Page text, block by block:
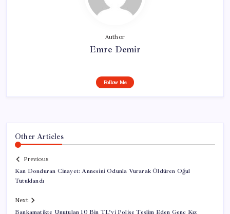
Author
Emre Demir
Follow Me
Other Articles
Previous
Kan Donduran Cinayet: Annesini Odunla Vurarak Öldüren Oğul
Tutuklandı
Next
Bankamatikte Unutulan 10 Bin TL’yi Polise Teslim Eden Genç Kız